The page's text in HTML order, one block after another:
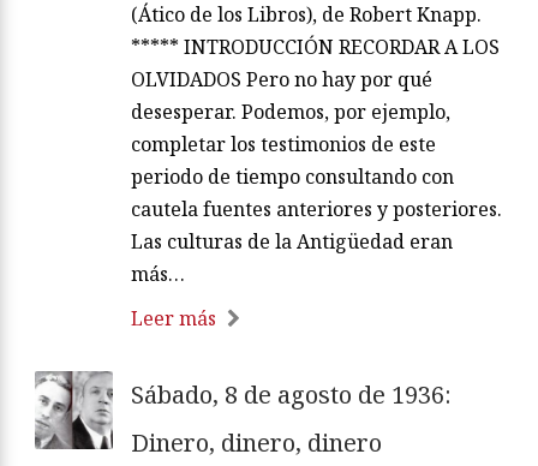
(Ático de los Libros), de Robert Knapp.
***** INTRODUCCIÓN RECORDAR A LOS
OLVIDADOS Pero no hay por qué
desesperar. Podemos, por ejemplo,
completar los testimonios de este
periodo de tiempo consultando con
cautela fuentes anteriores y posteriores.
Las culturas de la Antigüedad eran
más…
Leer más
Sábado, 8 de agosto de 1936:
Dinero, dinero, dinero